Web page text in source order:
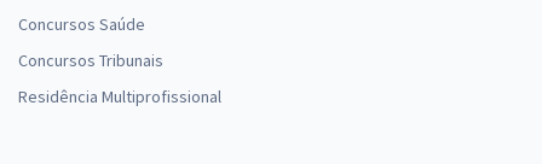
Concursos Saúde
Concursos Tribunais
Residência Multiprofissional